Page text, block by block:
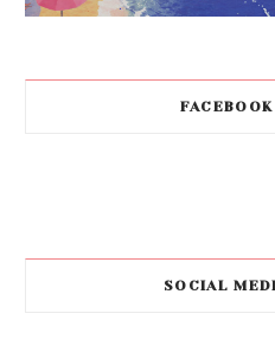
FACEBOOK
SOCIAL